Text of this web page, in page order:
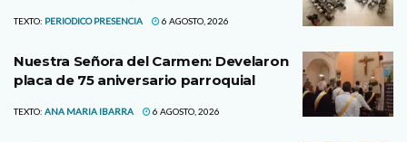
TEXTO: PERIODICO PRESENCIA 6 AGOSTO, 2026
Nuestra Señora del Carmen: Develaron
placa de 75 aniversario parroquial
TEXTO: ANA MARIA IBARRA 6 AGOSTO, 2026